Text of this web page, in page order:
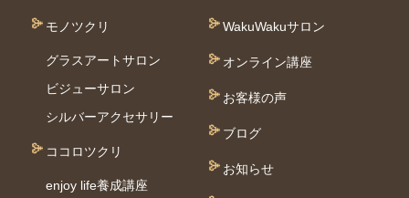
モノツクリ
グラスアートサロン
ビジューサロン
シルバーアクセサリー
ココロツクリ
enjoy life養成講座
WakuWakuサロン
オンライン講座
お客様の声
ブログ
お知らせ